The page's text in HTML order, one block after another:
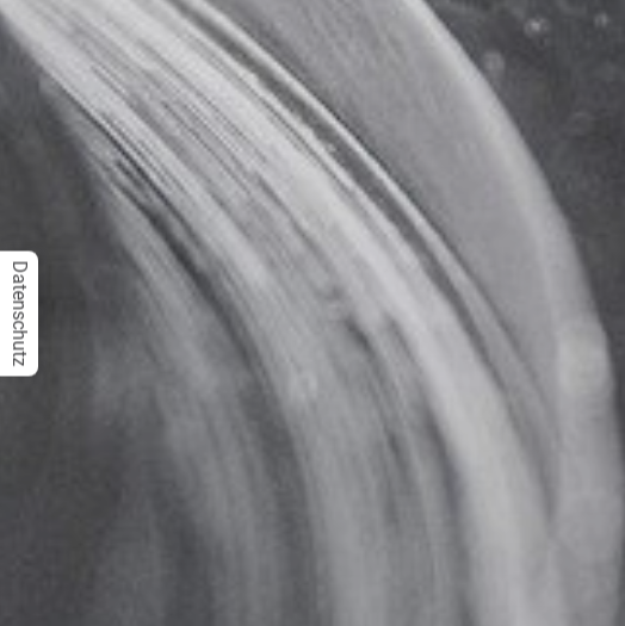
Datenschutz